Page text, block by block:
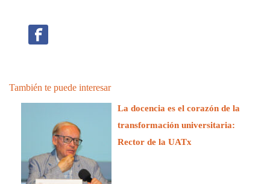
También te puede interesar
La docencia es el corazón de la
transformación universitaria:
Rector de la UATx